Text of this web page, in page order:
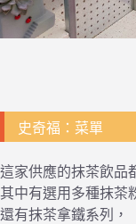
史奇福：菜單
這家供應的抹茶飲品
其中有選用多種抹茶
還有抹茶拿鐵系列，